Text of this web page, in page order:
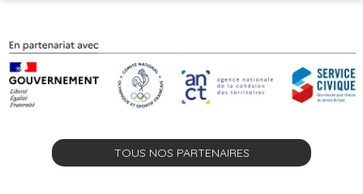
TOUS NOS PARTENAIRES